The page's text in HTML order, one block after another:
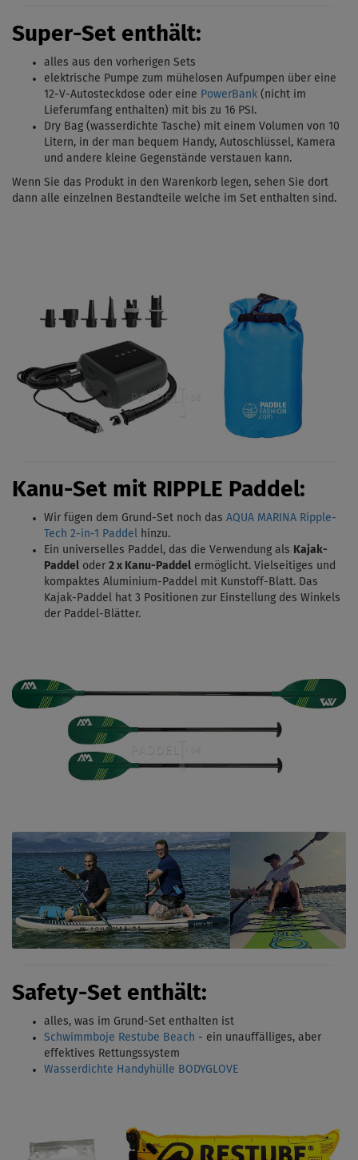
Super-Set enthält:
alles aus den vorherigen Sets
elektrische Pumpe zum mühelosen Aufpumpen über eine
12-V-Autosteckdose oder eine PowerBank (nicht im
Lieferumfang enthalten) mit bis zu 16 PSI.
Dry Bag (wasserdichte Tasche) mit einem Volumen von 10
Litern, in der man bequem Handy, Autoschlüssel, Kamera
und andere kleine Gegenstände verstauen kann.
Wenn Sie das Produkt in den Warenkorb legen, sehen Sie dort
dann alle einzelnen Bestandteile welche im Set enthalten sind.
Kanu-Set mit RIPPLE Paddel:
Wir fügen dem Grund-Set noch das AQUA MARINA Ripple-
Tech 2-in-1 Paddel hinzu.
Ein universelles Paddel, das die Verwendung als Kajak-
Paddel oder 2 x Kanu-Paddel ermöglicht. Vielseitiges und
kompaktes Aluminium-Paddel mit Kunstoff-Blatt. Das
Kajak-Paddel hat 3 Positionen zur Einstellung des Winkels
der Paddel-Blätter.
Safety-Set enthält:
alles, was im Grund-Set enthalten ist
Schwimmboje Restube Beach - ein unauffälliges, aber
effektives Rettungssystem
Wasserdichte Handyhülle BODYGLOVE